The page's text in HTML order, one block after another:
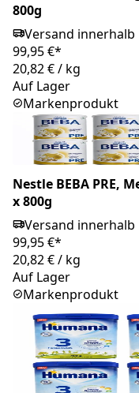
800g
Versand innerhalb
99,95 €*
20,82 €/ kg
Auf Lager
Markenprodukt
Nestle BEBA PRE,
x 800g
Versand innerhalb
99,95 €*
20,82 €/ kg
Auf Lager
Markenprodukt